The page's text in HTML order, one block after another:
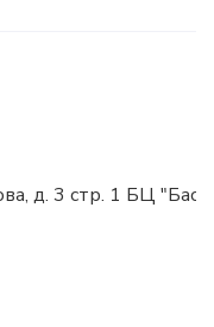
д. 3 стр. 1 БЦ